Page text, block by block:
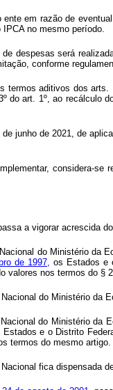
em razão de
IPCA no mesmo período.
de despesas será
conforme
aditivos dos arts.
do art. 1º, ao recálculo
junho de 2021, de
considera-se
a vigorar acrescida
do Ministério da
de 1997, os Estados e
valores nos termos do §
do Ministério
do Ministério da
e o Distrito
termos do mesmo artigo.
fica dispensada